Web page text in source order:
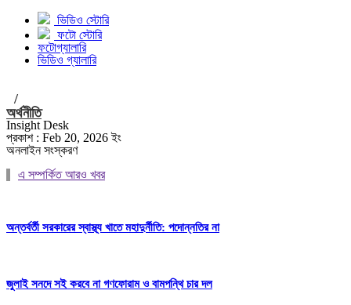
ভিডিও স্টোরি
ফটো স্টোরি
ফটোগ্যালারি
ভিডিও গ্যালারি
/
অর্থনীতি
Insight Desk
প্রকাশ : Feb 20, 2026 ইং
অনলাইন সংস্করণ
এ সম্পর্কিত আরও খবর
অন্তর্বর্তী সরকারের স্বাস্থ্য খাতে মহাদুর্নীতি: পদোন্নতির না
জুলাই সনদে সই করবে না গণফোরাম ও বামপন্থি চার দল